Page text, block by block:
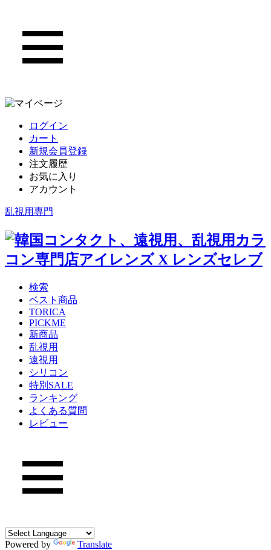
ログイン
カート
新規会員登録
注文履歴
お気に入り
アカウント
乱視用専門
検索
ベスト商品
TORICA
PICKME
新商品
乱視用
遠視用
シリコン
特別SALE
ランキング
よくある質問
レビュー
Powered by Translate